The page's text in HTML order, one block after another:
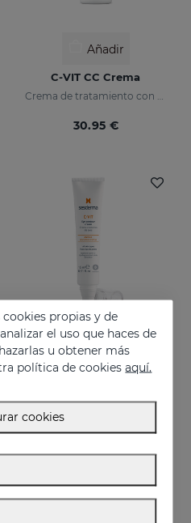
Añadir
C-VIT CC Crema
Crema de tratamiento con color, antioxidante con vitamina C y ácido hialurónico
30.95 €
Añadir
Máxima actividad antioxidante
32.95 €
BEST SELLER
propias y de
el uso que haces de
u obtener más
política de cookiesaquí.
cookies